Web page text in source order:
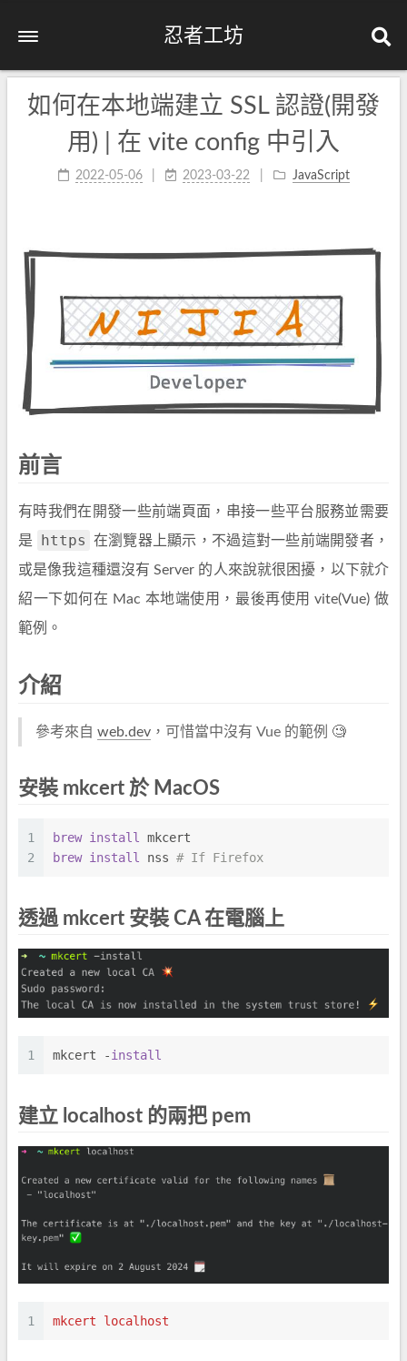
忍者工坊
如何在本地端建立 SSL 認證(開發
用) | 在 vite config 中引入
2022-05-06 2023-03-22 JavaScript
前言
有時我們在開發一些前端頁面，串接一些平台服務並需要
是
https
在瀏覽器上顯示，不過這對一些前端開發者，
或是像我這種還沒有 Server 的人來說就很困擾，以下就介
紹一下如何在 Mac 本地端使用，最後再使用 vite(Vue) 做
範例。
介紹
參考來自 web.dev ，可惜當中沒有 Vue 的範例 🧐
安裝 mkcert 於 MacOS
1
2
brew install mkcert
brew install nss # If Firefox
透過 mkcert 安裝 CA 在電腦上
1 mkcert -install
建立 localhost 的兩把 pem
1 mkcert localhost